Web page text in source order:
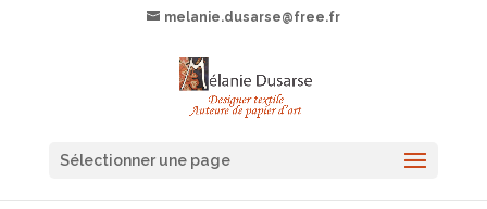
melanie.dusarse@free.fr
Sélectionner une page